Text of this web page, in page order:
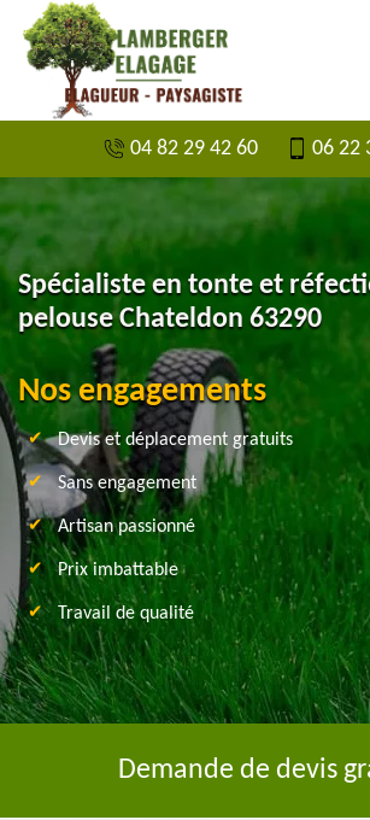
04 82 29 42 60 06 22
Spécialiste en tonte et
pelouse Chateldon 63290
Nos engagements
Devis et déplacement gratuits
Sans engagement
Artisan passionné
Prix imbattable
Travail de qualité
Demande de devis